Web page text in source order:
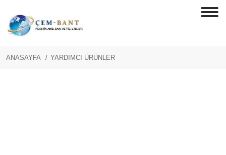
ANASAYFA YARDIMCI ÜRÜNLER